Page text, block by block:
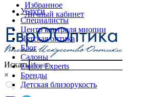
Избранное
Личный кабинет
Искать
×
Услуги
Специалисты
Центр контроля миопии
Детская оптика
Блог
Салоны
Essilor Experts
Бренды
Детская близорукость